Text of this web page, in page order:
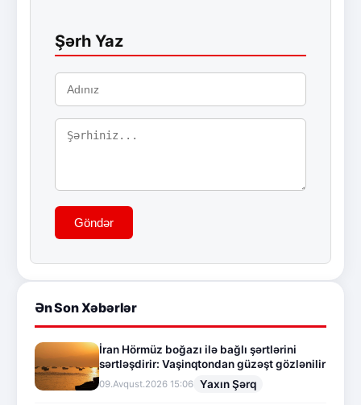
Şərh Yaz
Göndər
Ən Son Xəbərlər
İran Hörmüz boğazı ilə bağlı şərtlərini
sərtləşdirir: Vaşinqtondan güzəşt gözlənilir
09.Avqust.2026 15:06 Yaxın Şərq